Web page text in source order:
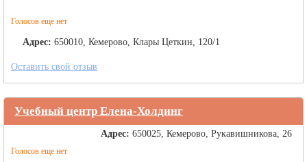
Голосов еще нет
Адрес: 650010, Кемерово, Клары Цеткин, 120/1
Оставить свой отзыв
Учебный центр Елена-Холдинг
Голосов еще нет
Адрес: 650025, Кемерово, Рукавишникова, 26